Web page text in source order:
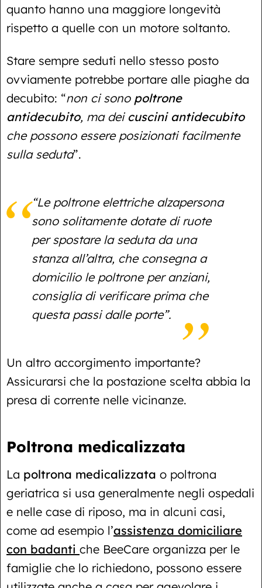
quanto hanno una maggiore longevità
rispetto a quelle con un motore soltanto.
Stare sempre seduti nello stesso posto
ovviamente potrebbe portare alle piaghe da
decubito: “non ci sono poltrone
antidecubito, ma dei cuscini antidecubito
che possono essere posizionati facilmente
sulla seduta”.
“Le poltrone elettriche alzapersona
sono solitamente dotate di ruote
per spostare la seduta da una
stanza all’altra, che consegna a
domicilio le poltrone per anziani,
consiglia di verificare prima che
questa passi dalle porte”.
Un altro accorgimento importante?
Assicurarsi che la postazione scelta abbia la
presa di corrente nelle vicinanze.
Poltrona medicalizzata
La poltrona medicalizzata o poltrona
geriatrica si usa generalmente negli ospedali
e nelle case di riposo, ma in alcuni casi,
come ad esempio l’assistenza domiciliare
con badanti che BeeCare organizza per le
famiglie che lo richiedono, possono essere